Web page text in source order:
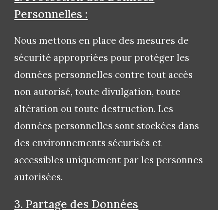
Personnelles :
Nous mettons en place des mesures de
sécurité appropriées pour protéger les
données personnelles contre tout accès
non autorisé, toute divulgation, toute
altération ou toute destruction. Les
données personnelles sont stockées dans
des environnements sécurisés et
accessibles uniquement par les personnes
autorisées.
3. Partage des Données